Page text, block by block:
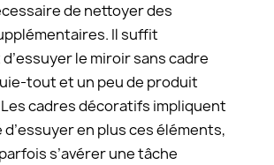
de nettoyer des
Il suffit
le miroir sans cadre
tout et un peu de produit
cadres décoratifs impliquent
en plus ces éléments,
s’avérer une tâche